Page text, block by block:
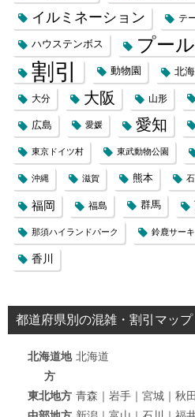
イルミネーション テ
ハウステンボス プール
割引 動物園 北
大分 大阪 山形
広島 愛媛 愛知
東京ドイツ村 東武動物公園
沖縄 滋賀 熊本 石
福岡 福島 群馬
那須ハイランドパーク 鈴鹿サー
香川
都道府県別の混雑・割引マップ
北海道地
方
北海道
東北地方 青森｜岩手｜宮城｜秋